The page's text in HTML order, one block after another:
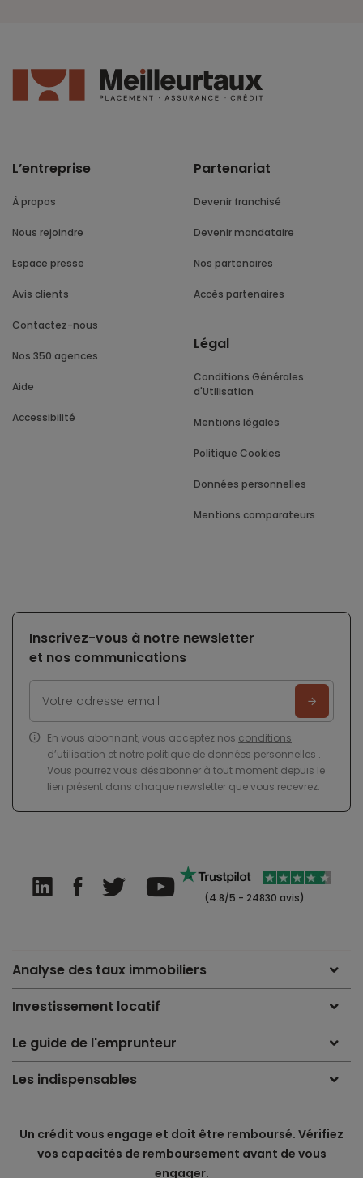
L’entreprise
À propos
Nous rejoindre
Espace presse
Avis clients
Contactez-nous
Nos 350 agences
Aide
Accessibilité
Partenariat
Devenir franchisé
Devenir mandataire
Nos partenaires
Accès partenaires
Légal
Conditions Générales
d'Utilisation
Mentions légales
Politique Cookies
Données personnelles
Mentions comparateurs
Inscrivez-vous à notre newsletter
et nos communications
En vous abonnant, vous acceptez nos conditions
d’utilisation et notre politique de données personnelles .
Vous pourrez vous désabonner à tout moment depuis le
lien présent dans chaque newsletter que vous recevrez.
(4.8/5 - 24830 avis)
Analyse des taux immobiliers
Investissement locatif
Le guide de l'emprunteur
Les indispensables
Un crédit vous engage et doit être remboursé. Vérifiez
vos capacités de remboursement avant de vous
engager.